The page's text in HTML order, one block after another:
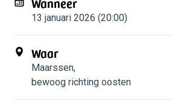
13 januari 2026 (20:00)
Waar
Maarssen,
bewoog richting oosten